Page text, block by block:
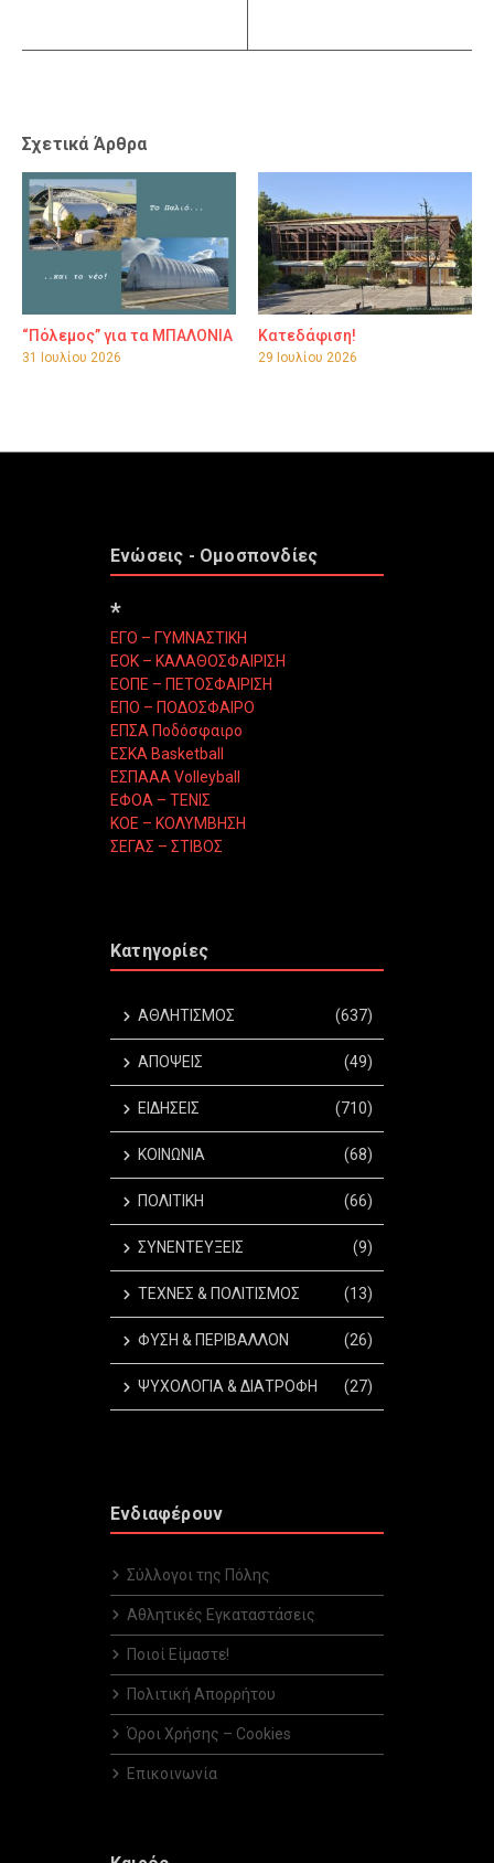
Σχετικά Άρθρα
“Πόλεμος” για τα ΜΠΑΛΟΝΙΑ
31 Ιουλίου 2026
Κατεδάφιση!
29 Ιουλίου 2026
Ενώσεις - Ομοσπονδίες
*
ΕΓΟ – ΓΥΜΝΑΣΤΙΚΗ
ΕΟΚ – ΚΑΛΑΘΟΣΦΑΙΡΙΣΗ
ΕΟΠΕ – ΠΕΤΟΣΦΑΙΡΙΣΗ
ΕΠΟ – ΠΟΔΟΣΦΑΙΡΟ
ΕΠΣΑ Ποδόσφαιρο
ΕΣΚΑ Basketball
ΕΣΠΑΑΑ Volleyball
ΕΦΟΑ – ΤΕΝΙΣ
ΚΟΕ – ΚΟΛΥΜΒΗΣΗ
ΣΕΓΑΣ – ΣΤΙΒΟΣ
Κατηγορίες
ΑΘΛΗΤΙΣΜΟΣ (637)
ΑΠΟΨΕΙΣ (49)
ΕΙΔΗΣΕΙΣ (710)
ΚΟΙΝΩΝΙΑ (68)
ΠΟΛΙΤΙΚΗ (66)
ΣΥΝΕΝΤΕΥΞΕΙΣ (9)
ΤΕΧΝΕΣ & ΠΟΛΙΤΙΣΜΟΣ (13)
ΦΥΣΗ & ΠΕΡΙΒΑΛΛΟΝ (26)
ΨΥΧΟΛΟΓΙΑ & ΔΙΑΤΡΟΦΗ (27)
Ενδιαφέρουν
Σύλλογοι της Πόλης
Αθλητικές Εγκαταστάσεις
Ποιοί Είμαστε!
Πολιτική Απορρήτου
Όροι Χρήσης – Cookies
Επικοινωνία